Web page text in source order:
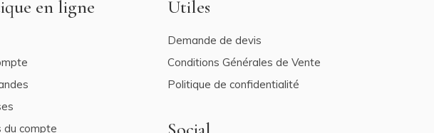
en ligne
du compte
Utiles
Demande de devis
Conditions Générales de Vente
Politique de confidentialité